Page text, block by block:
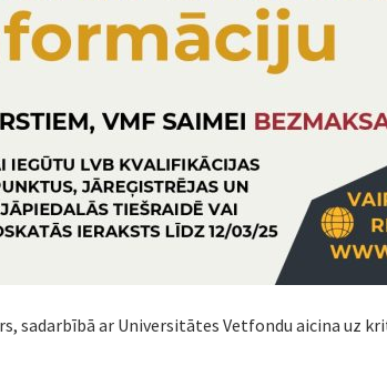
sadarbībā ar Universitātes Vetfondu aicina uz